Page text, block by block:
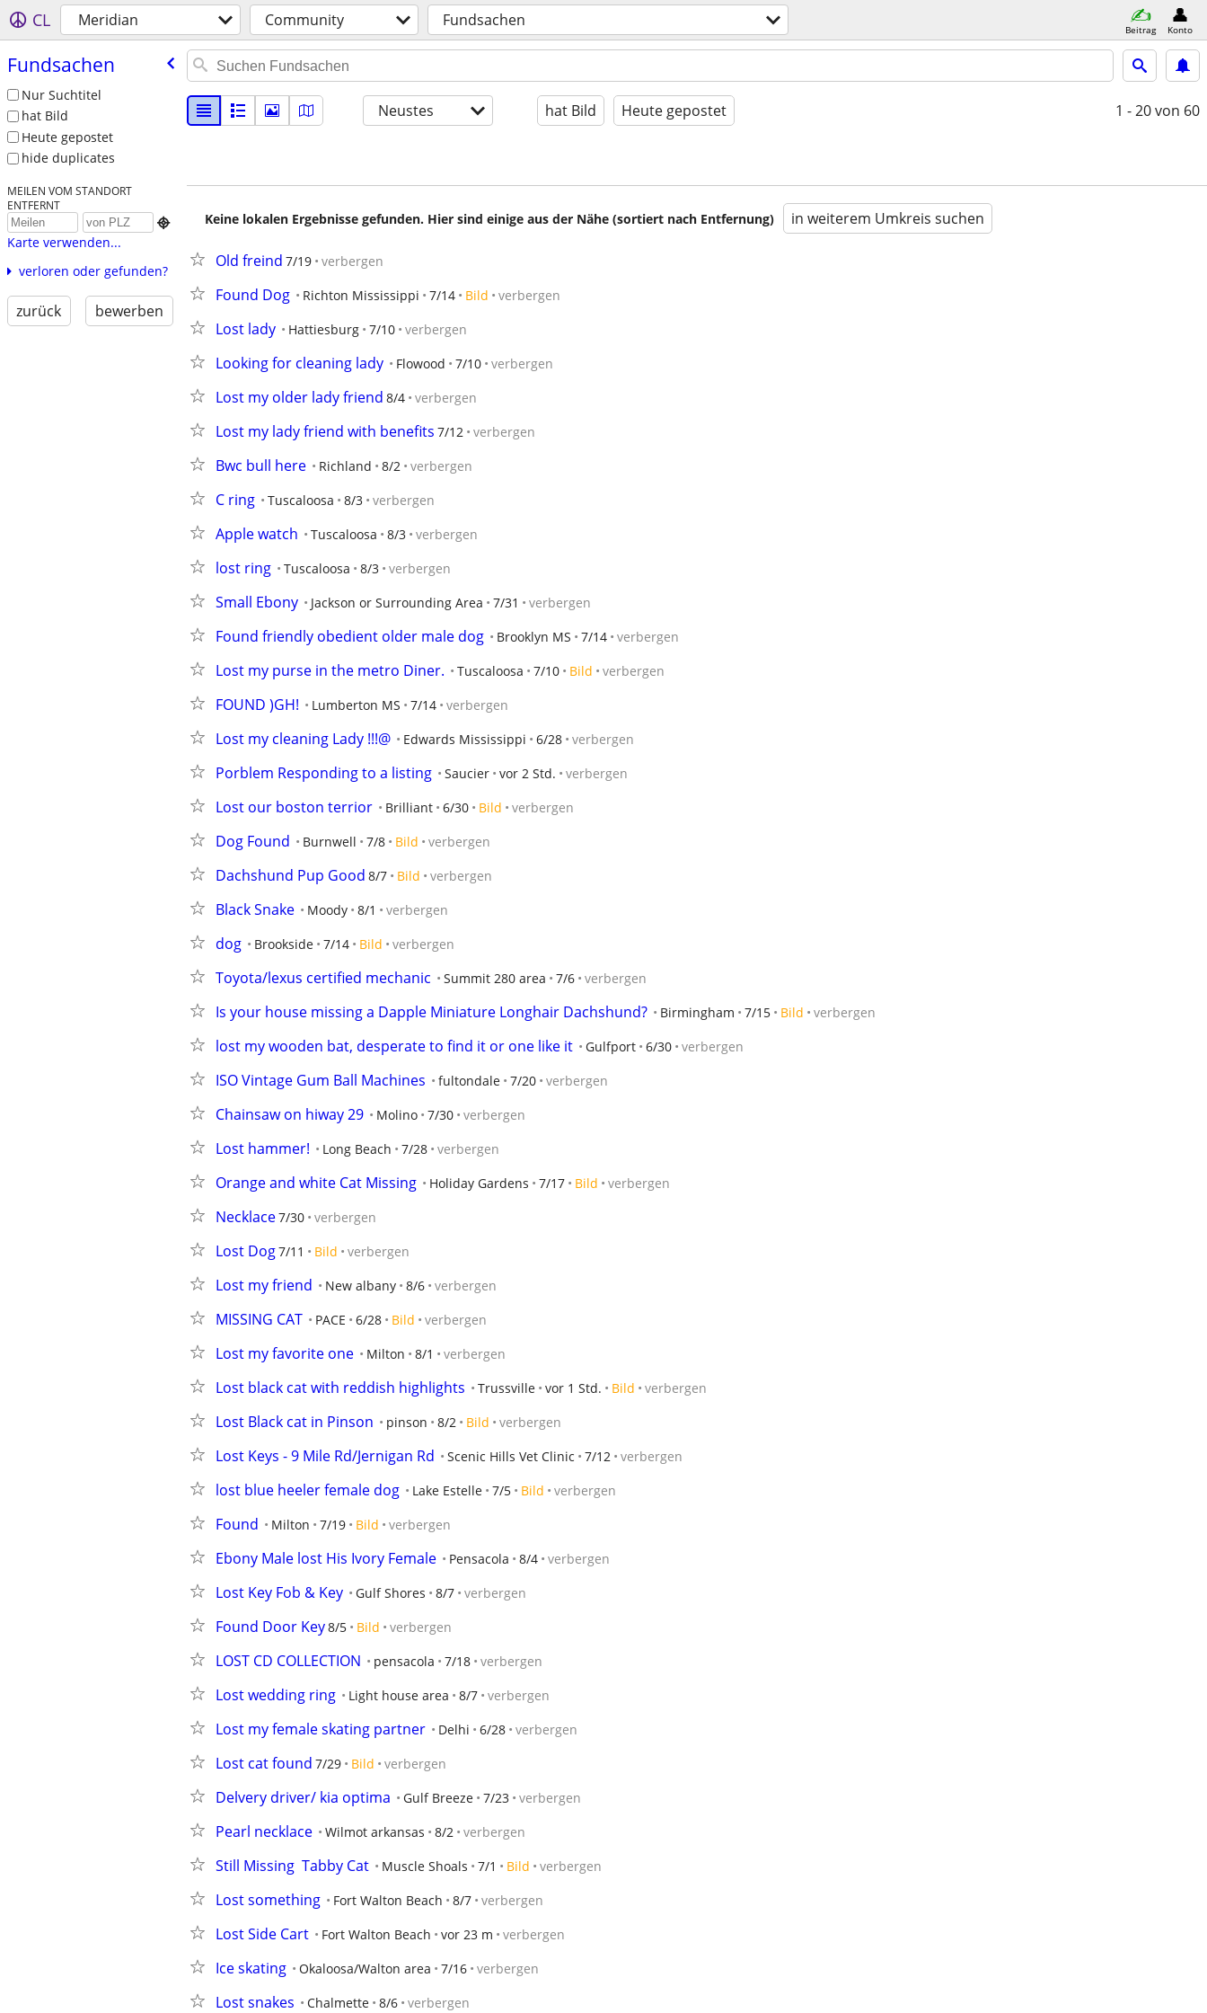
CL Meridian Community Fundsachen Beitrag Konto
Fundsachen
Nur Suchtitel
hat Bild
Heute gepostet
hide duplicates
MEILEN VOM STANDORT
ENTFERNT

Karte verwenden...
verloren oder gefunden?
zurück bewerben
Neustes hat Bild Heute gepostet 1 - 20von 60
Keine lokalen Ergebnisse gefunden. Hier sind einige aus der Nähe (sortiert nach Entfernung) in weiterem Umkreis suchen
Old freind 7/19 verbergen
Found Dog Richton Mississippi 7/14 Bild verbergen
Lost lady Hattiesburg 7/10 verbergen
Looking for cleaning lady Flowood 7/10 verbergen
Lost my older lady friend 8/4 verbergen
Lost my lady friend with benefits 7/12 verbergen
Bwc bull here Richland 8/2 verbergen
C ring Tuscaloosa 8/3 verbergen
Apple watch Tuscaloosa 8/3 verbergen
lost ring Tuscaloosa 8/3 verbergen
Small Ebony Jackson or Surrounding Area 7/31 verbergen
Found friendly obedient older male dog Brooklyn MS 7/14 verbergen
Lost my purse in the metro Diner. Tuscaloosa 7/10 Bild verbergen
FOUND )GH! Lumberton MS 7/14 verbergen
Lost my cleaning Lady !!!@ Edwards Mississippi 6/28 verbergen
Porblem Responding to a listing Saucier vor 2 Std. verbergen
Lost our boston terrior Brilliant 6/30 Bild verbergen
Dog Found Burnwell 7/8 Bild verbergen
Dachshund Pup Good 8/7 Bild verbergen
Black Snake Moody 8/1 verbergen
dog Brookside 7/14 Bild verbergen
Toyota/lexus certified mechanic Summit 280 area 7/6 verbergen
Is your house missing a Dapple Miniature Longhair Dachshund? Birmingham 7/15 Bild verbergen
lost my wooden bat, desperate to find it or one like it Gulfport 6/30 verbergen
ISO Vintage Gum Ball Machines fultondale 7/20 verbergen
Chainsaw on hiway 29 Molino 7/30 verbergen
Lost hammer! Long Beach 7/28 verbergen
Orange and white Cat Missing Holiday Gardens 7/17 Bild verbergen
Necklace7/30 verbergen
Lost Dog7/11 Bild verbergen
Lost my friend New albany 8/6 verbergen
MISSING CAT PACE 6/28 Bild verbergen
Lost my favorite one Milton 8/1 verbergen
Lost black cat with reddish highlights Trussville vor 1 Std. Bild verbergen
Lost Black cat in Pinson pinson 8/2 Bild verbergen
Lost Keys - 9 Mile Rd/Jernigan Rd Scenic Hills Vet Clinic 7/12 verbergen
lost blue heeler female dog Lake Estelle 7/5 Bild verbergen
Found Milton 7/19 Bild verbergen
Ebony Male lost His Ivory Female Pensacola 8/4 verbergen
Lost Key Fob & Key Gulf Shores 8/7 verbergen
Found Door Key8/5 Bild verbergen
LOST CD COLLECTION pensacola 7/18 verbergen
Lost wedding ring Light house area 8/7 verbergen
Lost my female skating partner Delhi 6/28 verbergen
Lost cat found 7/29 Bild verbergen
Delvery driver/ kia optima Gulf Breeze 7/23 verbergen
Pearl necklace Wilmot arkansas 8/2 verbergen
Still Missing  Tabby Cat Muscle Shoals 7/1 Bild verbergen
Lost something Fort Walton Beach 8/7 verbergen
Lost Side Cart Fort Walton Beach vor 23 m verbergen
Ice skating Okaloosa/Walton area 7/16 verbergen
Lost snakes Chalmette 8/6 verbergen